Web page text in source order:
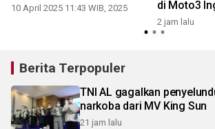
10 April 2025 11:43 WIB, 2025
di Moto3
2 jam lalu
Berita Terpopuler
TNI AL gagalkan
narkoba dari MV King Sun
21 jam lalu